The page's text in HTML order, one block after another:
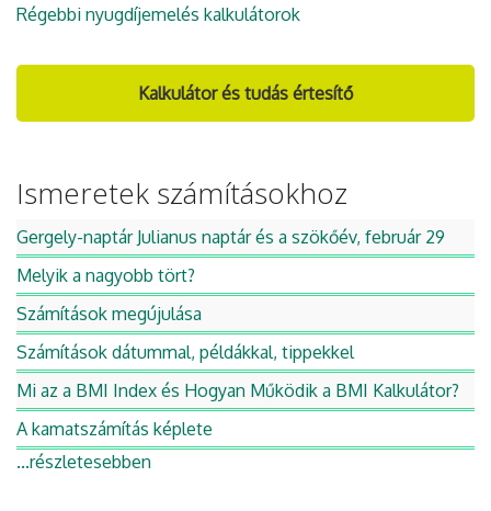
Régebbi nyugdíjemelés kalkulátorok
Kalkulátor és tudás értesítő
Ismeretek számításokhoz
Gergely-naptár Julianus naptár és a szökőév, február 29
Melyik a nagyobb tört?
Számítások megújulása
Számítások dátummal, példákkal, tippekkel
Mi az a BMI Index és Hogyan Működik a BMI Kalkulátor?
A kamatszámítás képlete
...részletesebben